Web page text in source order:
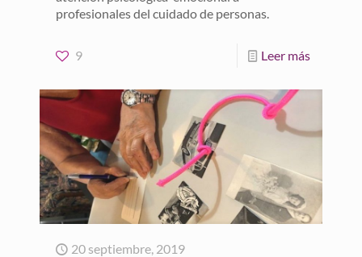
profesionales del cuidado de personas.
9 Leer más
20 septiembre, 2019